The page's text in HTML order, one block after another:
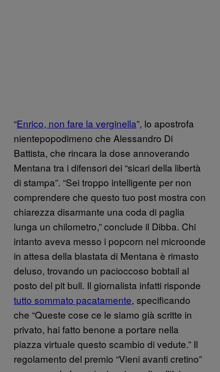
“Enrico, non fare la verginella”, lo apostrofa
nientepopodimeno che Alessandro Di
Battista, che rincara la dose annoverando
Mentana tra i difensori dei “sicari della libertà
di stampa”. “Sei troppo intelligente per non
comprendere che questo tuo post mostra con
chiarezza disarmante una coda di paglia
lunga un chilometro,” conclude il Dibba. Chi
intanto aveva messo i popcorn nel microonde
in attesa della blastata di Mentana è rimasto
deluso, trovando un pacioccoso bobtail al
posto del pit bull. Il giornalista infatti risponde
tutto sommato pacatamente, specificando
che “Queste cose ce le siamo già scritte in
privato, hai fatto benone a portare nella
piazza virtuale questo scambio di vedute.” Il
regolamento del premio “Vieni avanti cretino”